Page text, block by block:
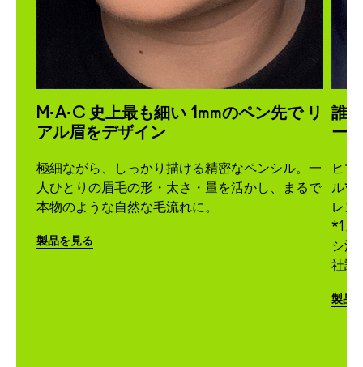
M·A·C 史上最も細い 1mmのペン先で リ
アル眉をデザイン
極細ながら、しっかり描ける精密なペンシル。一
人ひとりの眉毛の形・太さ・量を活かし、まるで
本物のような自然な毛流れに。
製品を見る
誰
ー
ヒマ
ル*3
レス
*1 水
シ油
社調
製品